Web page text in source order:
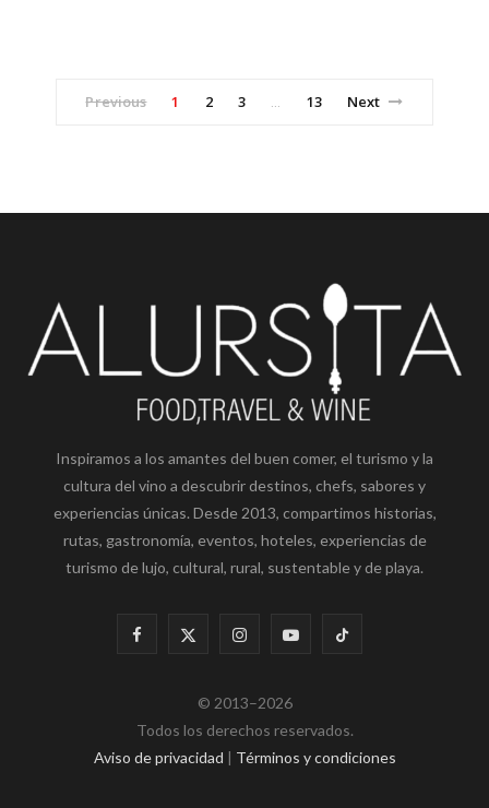
Previous 1 2 3 13 Next
Inspiramos a los amantes del buen comer, el turismo y la
cultura del vino a descubrir destinos, chefs, sabores y
experiencias únicas. Desde 2013, compartimos historias,
rutas, gastronomía, eventos, hoteles, experiencias de
turismo de lujo, cultural, rural, sustentable y de playa.
F
e
T
w
I
s
t
Y
T
T
T
© 2013–2026
Todos los derechos reservados.
Aviso de privacidad | Términos y condiciones